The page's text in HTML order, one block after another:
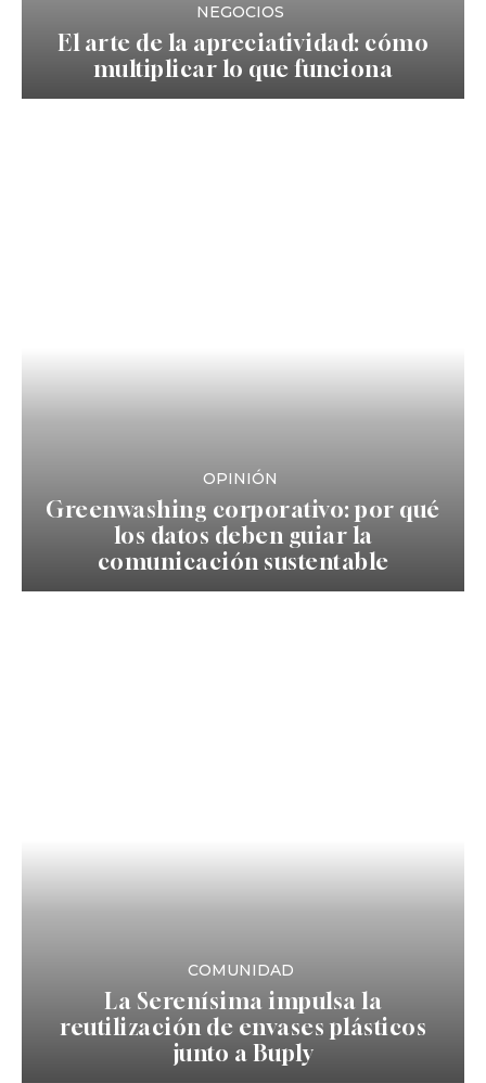
NEGOCIOS
El arte de la apreciatividad: cómo
multiplicar lo que funciona
OPINIÓN
Greenwashing corporativo: por qué
los datos deben guiar la
comunicación sustentable
COMUNIDAD
La Serenísima impulsa la
reutilización de envases plásticos
junto a Buply